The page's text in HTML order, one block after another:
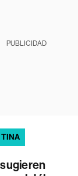
PUBLICIDAD